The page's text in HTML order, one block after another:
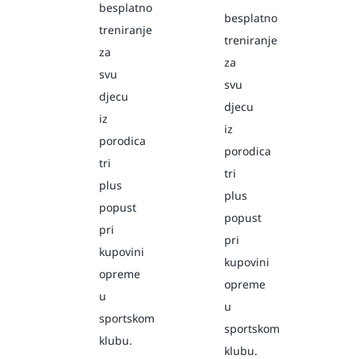
besplatno
treniranje
za
svu
djecu
iz
porodica
tri
plus
popust
pri
kupovini
opreme
u
sportskom
klubu.
besplatno
treniranje
za
svu
djecu
iz
porodica
tri
plus
popust
pri
kupovini
opreme
u
sportskom
klubu.